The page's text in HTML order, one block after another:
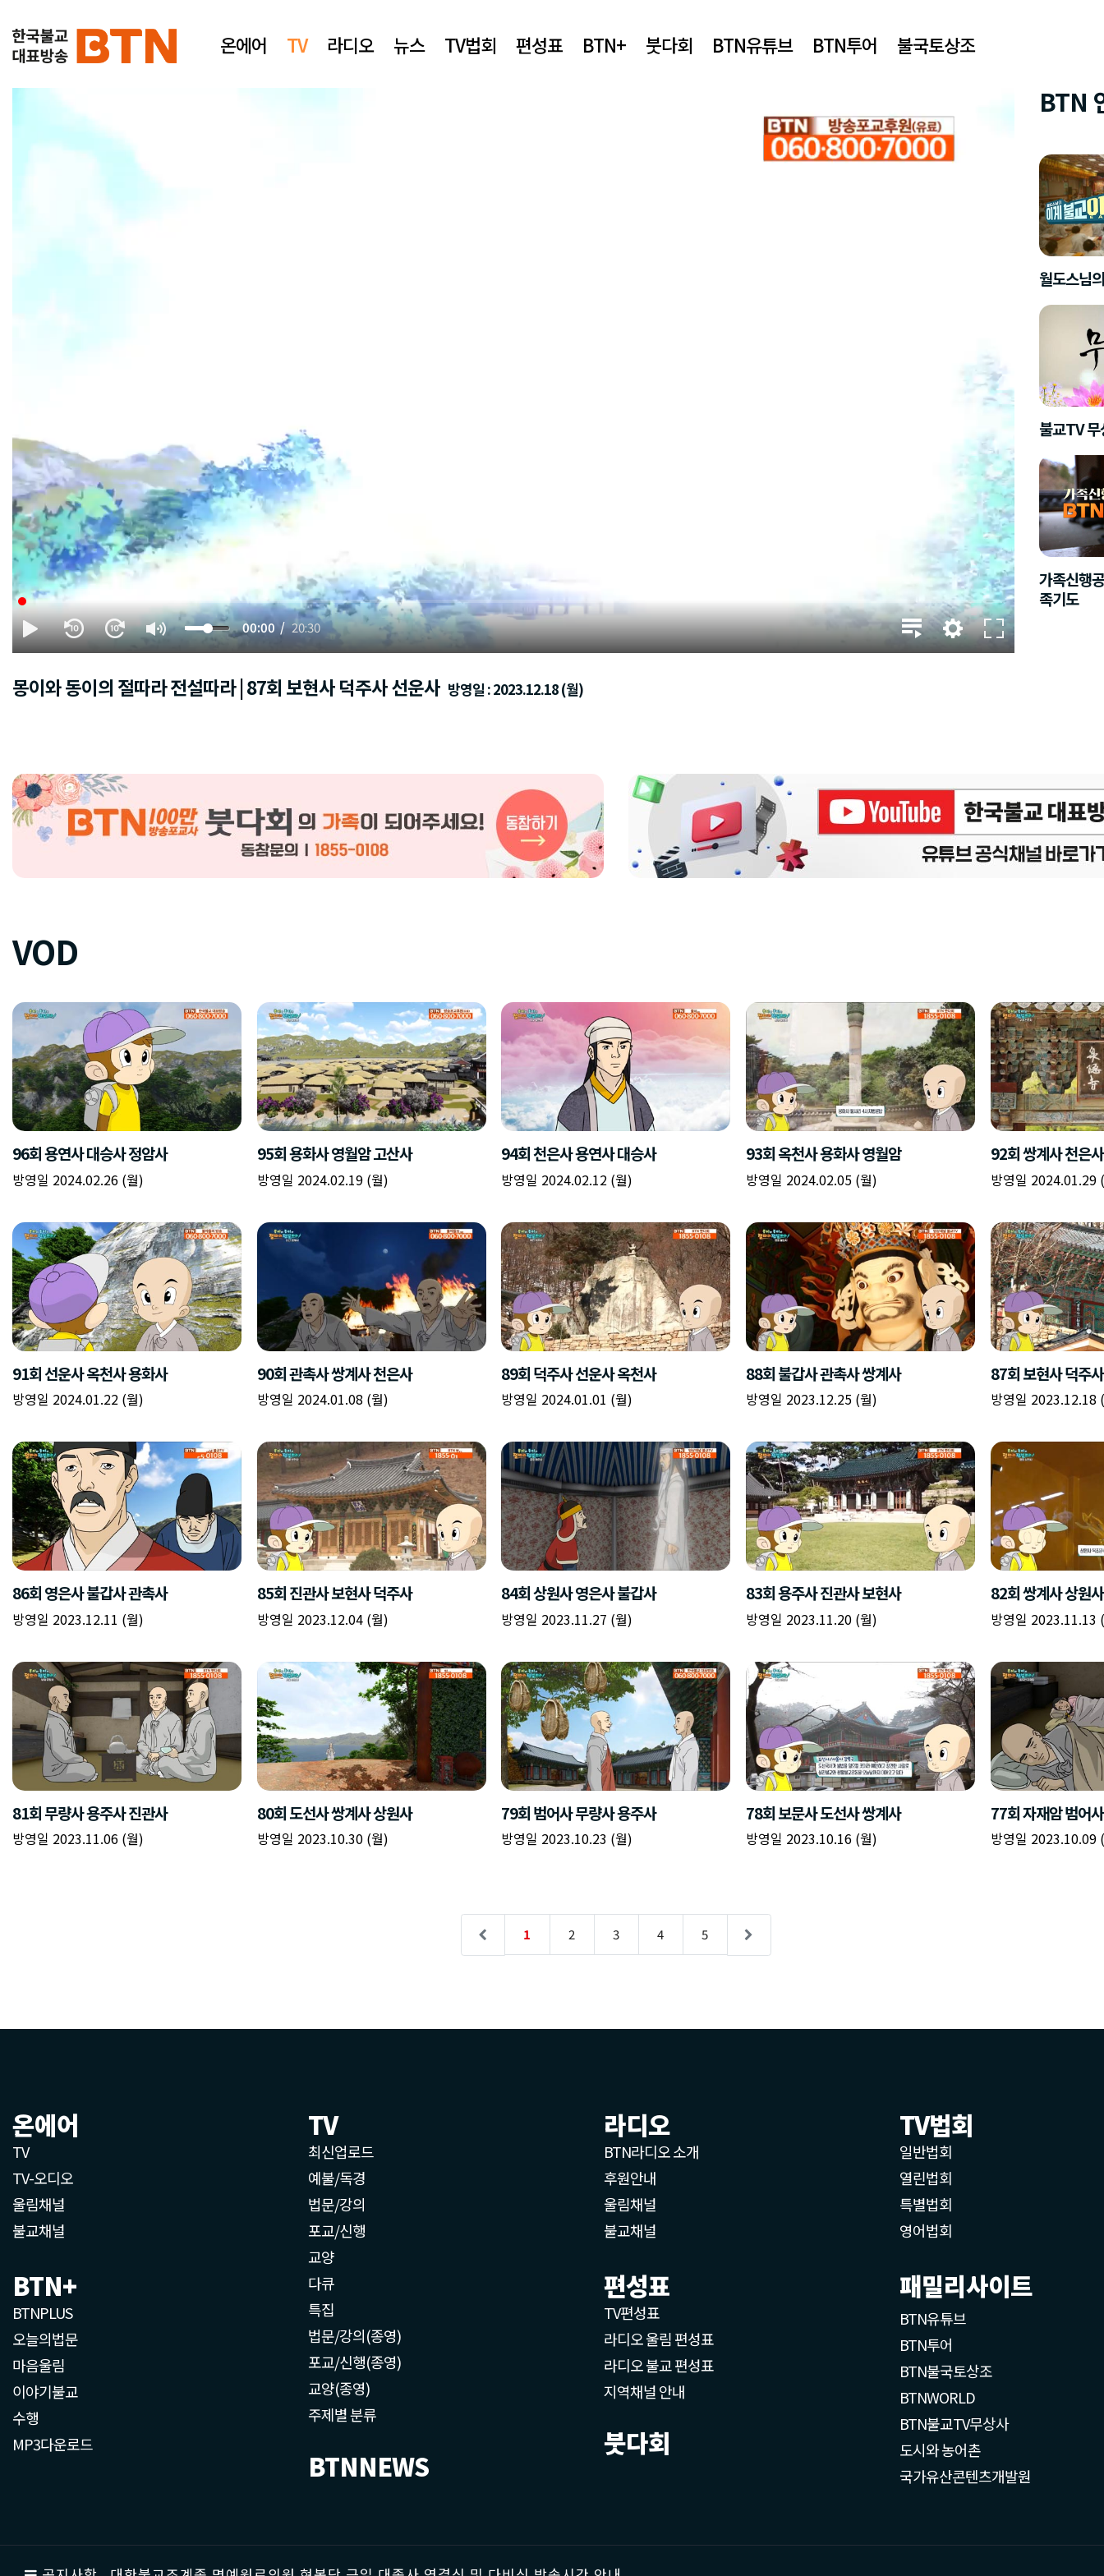
온에어 TV 라디오 뉴스 TV법회 편성표 BTN+ 붓다회 BTN유튜브 BTN투어 불국토상조
00:00 20:30
정
책
갈
피
입
력
이름
시간
확인
닫기
구
간
반
복
입
력
이름
시작시간
종료시간
확인
닫기
플
레
이
리
스
트
추
가
이름
주소
이미지
설명
닫기
BTN
월도스님
불교TV
가족신행
족기도
몽이와 동이의 절따라 전설따라 | 87회 보현사 덕주사 선운사 방영일 : 2023.12.18 (월)
온에어
TV
TV-오디오
울림채널
불교채널
BTN+
BTNPLUS
오늘의법문
마음울림
이야기불교
수행
MP3다운로드
TV
최신업로드
예불/독경
법문/강의
포교/신행
교양
다큐
특집
법문/강의(종영)
포교/신행(종영)
교양(종영)
주제별 분류
BTNNEWS
라디오
BTN라디오 소개
후원안내
울림채널
불교채널
편성표
TV편성표
라디오 울림 편성표
라디오 불교 편성표
지역채널 안내
붓다회
TV법회
일반법회
열린법회
특별법회
영어법회
패밀리사이트
BTN유튜브
BTN투어
BTN불국토상조
BTNWORLD
BTN불교TV무상사
도시와 농어촌
국가유산콘텐츠개발원